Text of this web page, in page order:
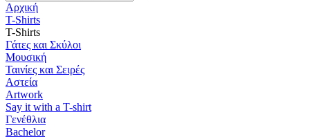
Αρχική
T-Shirts
T-Shirts
Γάτες και Σκύλοι
Μουσική
Ταινίες και Σειρές
Αστεία
Artwork
Say it with a T-shirt
Γενέθλια
Bachelor